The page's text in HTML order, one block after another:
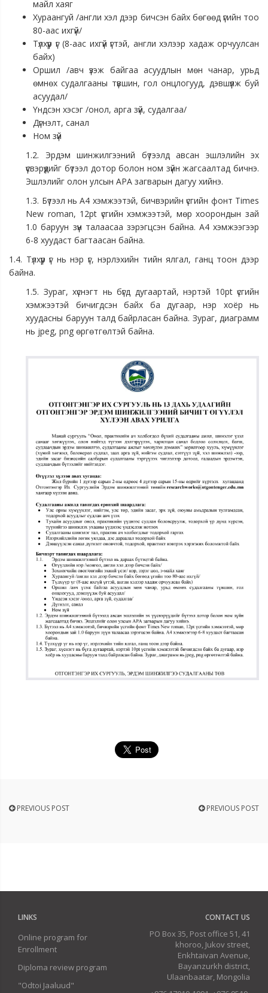
майл хаяг
Хураангуй /англи хэл дээр бичсэн байх бөгөөд үгийн тоо
80-аас ихгүй/
Түлхүүр үг (8-аас ихгүй үгтэй, англи хэлээр хадаж орчуулсан
байх)
Оршил /авч үзэж байгаа асуудлын мөн чанар, урьд
өмнөх судалгааны түвшин, гол онцлогууд, дэвшүүлж буй
асуудал/
Үндсэн хэсэг /онол, арга зүй, судалгаа/
Дүгнэлт, санал
Ном зүй
1.2. Эрдэм шинжилгээний бүтээлд авсан эшлэлийн эх
үүсвэрүүдийг бүтээл дотор болон ном зүйн жагсаалтад бичнэ.
Эшлэлийг олон улсын APA загварын дагуу хийнэ.
1.3. Бүтээл нь А4 хэмжээтэй, бичвэрийн үсгийн фонт Times
New roman, 12pt үсгийн хэмжээтэй, мөр хоорондын зай
1.0 баруун зүүн талаасаа зэрэгцсэн байна. А4 хэмжээгээр
6-8 хуудаст багтаасан байна.
1.4. Түлхүүр үг нь нэр үг, нэрлэхийн тийн ялгал, ганц тоон дээр
байна.
1.5. Зураг, хүснэгт нь бүгд дугаартай, нэртэй 10pt үсгийн
хэмжээтэй бичигдсэн байх ба дугаар, нэр хоёр нь
хуудасны баруун талд байрласан байна. Зураг, диаграмм
нь jpeg, png өргөтгөлтэй байна.
PREVIOUS POST PREVIOUS POST
LINKS
Online program for
Enrollment
Diploma review program
"Odtoi Jaaluud"
CONTACT US
PO Box 35, Post office 51, 41
khoroo, Jukov street,
Enkhtaivan Avenue,
Bayanzurkh district,
Ulaanbaatar, Mongolia